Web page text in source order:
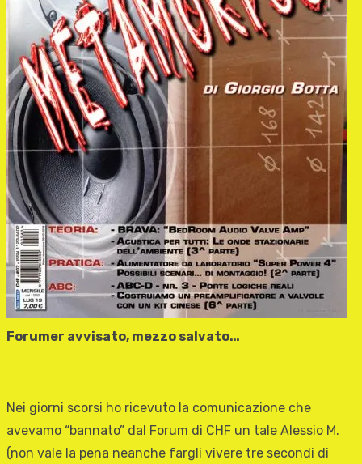
Forumer avvisato, mezzo salvato…
Nei giorni scorsi ho ricevuto la comunicazione che
avevamo “bannato” dal Forum di CHF un tale Alessio M.
(non vale la pena neanche fargli vivere tre secondi di